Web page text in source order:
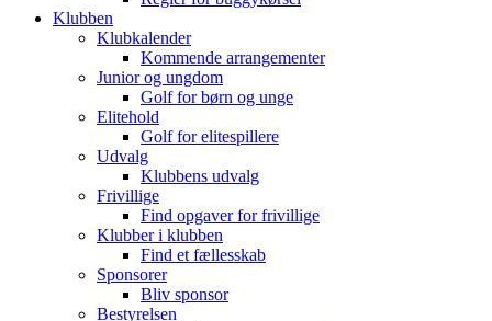
Klubben
Klubkalender
Kommende arrangementer
Junior og ungdom
Golf for børn og unge
Elitehold
Golf for elitespillere
Udvalg
Klubbens udvalg
Frivillige
Find opgaver for frivillige
Klubber i klubben
Find et fællesskab
Sponsorer
Bliv sponsor
Bestyrelsen